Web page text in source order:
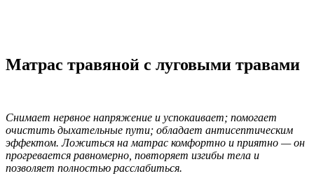
Матрас травяной с луговыми травами
Снимает нервное напряжение и успокаивает; помогает
очистить дыхательные пути; обладает антисептическим
эффектом. Ложиться на матрас комфортно и приятно — он
прогревается равномерно, повторяет изгибы тела и
позволяет полностью расслабиться.